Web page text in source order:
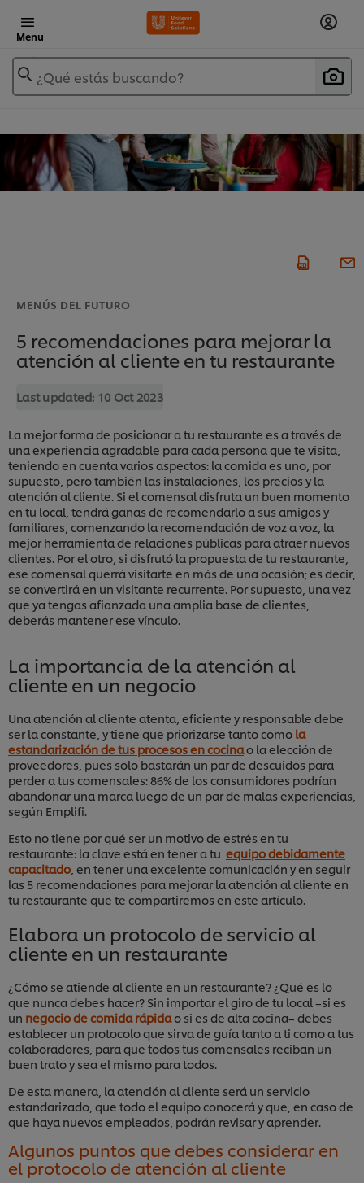
Menu
¿Qué estás buscando?
MENÚS DEL FUTURO
5 recomendaciones para mejorar la
atención al cliente en tu restaurante
Last updated: 10 Oct 2023
La mejor forma de posicionar a tu restaurante es a través de
una experiencia agradable para cada persona que te visita,
teniendo en cuenta varios aspectos: la comida es uno, por
supuesto, pero también las instalaciones, los precios y la
atención al cliente. Si el comensal disfruta un buen momento
en tu local, tendrá ganas de recomendarlo a sus amigos y
familiares, comenzando la recomendación de voz a voz, la
mejor herramienta de relaciones públicas para atraer nuevos
clientes. Por el otro, si disfrutó la propuesta de tu restaurante,
ese comensal querrá visitarte en más de una ocasión; es decir,
se convertirá en un visitante recurrente. Por supuesto, una vez
que ya tengas afianzada una amplia base de clientes,
deberás mantener ese vínculo.
La importancia de la atención al
cliente en un negocio
Una atención al cliente atenta, eficiente y responsable debe
ser la constante, y tiene que priorizarse tanto como la
estandarización de tus procesos en cocinao la elección de
proveedores, pues solo bastarán un par de descuidos para
perder a tus comensales: 86% de los consumidores podrían
abandonar una marca luego de un par de malas experiencias,
según Emplifi.
Esto no tiene por qué ser un motivo de estrés en tu
restaurante: la clave está en tener a tu equipo debidamente
capacitado , en tener una excelente comunicación y en seguir
las 5 recomendaciones para mejorar la atención al cliente en
tu restaurante que te compartiremos en este artículo.
Elabora un protocolo de servicio al
cliente en un restaurante
¿Cómo se atiende al cliente en un restaurante? ¿Qué es lo
que nunca debes hacer? Sin importar el giro de tu local –si es
un negocio de comida rápidao si es de alta cocina– debes
establecer un protocolo que sirva de guía tanto a ti como a tus
colaboradores, para que todos tus comensales reciban un
buen trato y sea el mismo para todos.
De esta manera, la atención al cliente será un servicio
estandarizado, que todo el equipo conocerá y que, en caso de
que haya nuevos empleados, podrán revisar y aprender.
Algunos puntos que debes considerar en
el protocolo de atención al cliente